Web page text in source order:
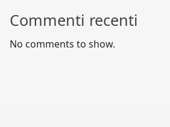
Commenti recenti
No comments to show.